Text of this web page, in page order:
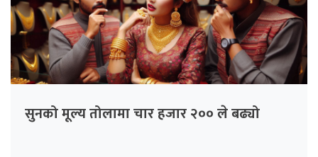
सुनको मूल्य तोलामा चार हजार २०० ले बढ्यो